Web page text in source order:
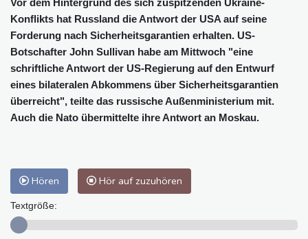
Konflikts hat Russland die Antwort der USA auf seine
Forderung nach Sicherheitsgarantien erhalten. US-
Botschafter John Sullivan habe am Mittwoch "eine
schriftliche Antwort der US-Regierung auf den Entwurf
eines bilateralen Abkommens über Sicherheitsgarantien
überreicht", teilte das russische Außenministerium mit.
Auch die Nato übermittelte ihre Antwort an Moskau.
Hören Hör auf zuzuhören
Textgröße: